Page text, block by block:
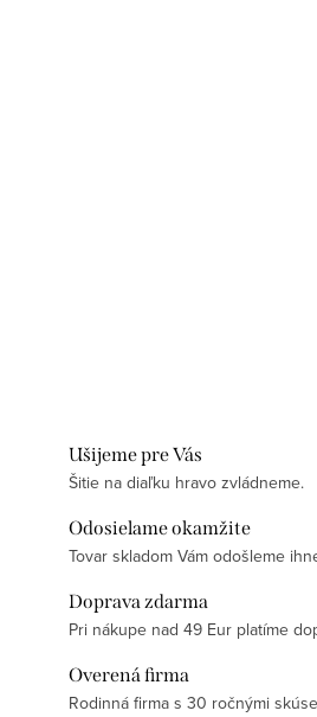
Ušijeme pre Vás
Šitie na diaľku hravo zvládneme.
Odosielame okamžite
Tovar skladom Vám odošleme
Doprava zdarma
Pri nákupe nad 49 Eur platíme
Overená firma
Rodinná firma s 30 ročnými